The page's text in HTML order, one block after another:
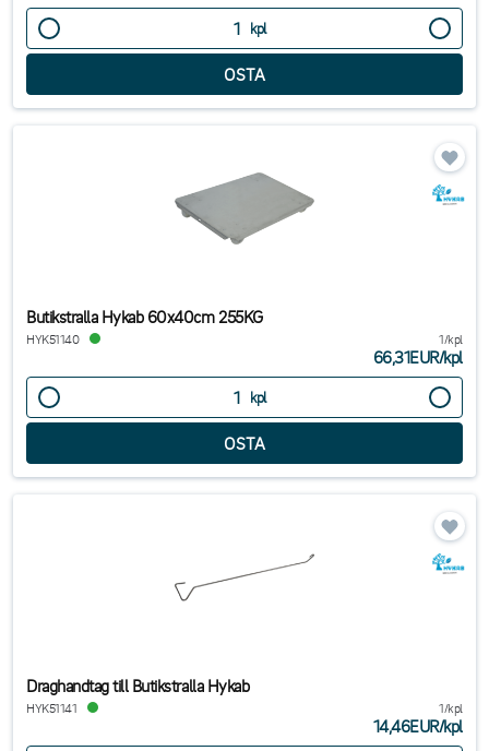
kpl
Butikstralla Hykab 60x40cm 255KG
HYK51140 1/kpl
66,31EUR/kpl
kpl
Draghandtag till Butikstralla Hykab
HYK51141 1/kpl
14,46EUR/kpl